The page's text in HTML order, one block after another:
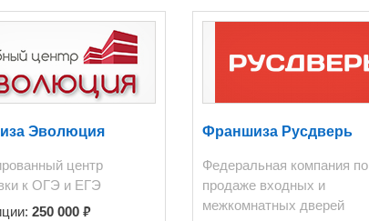
Эволюция
центр
к ОГЭ и ЕГЭ
250 000₽
Франшиза Русдверь
Федеральная компания по
продаже входных и
межкомнатных дверей